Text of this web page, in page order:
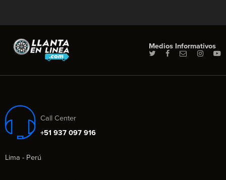
Medios Informativos
Call Center
+51 937 097 916
Lima - Perú